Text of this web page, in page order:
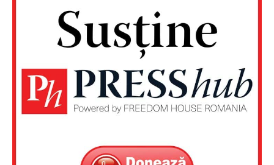
Un proiect
FREEDOM HOUSE ROMÂNIA
PRESShub
Proiecte editoriale